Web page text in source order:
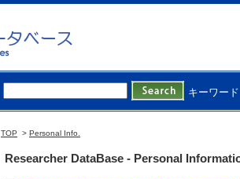
キーワード
TOP > Personal Info.
Researcher DataBase - Personal
[1]. newspaper 静岡大研究所と浜松科学館
[Summary]グリーンサイエンスカフェin浜松
[Notes] 静岡新聞朝刊23面
[Notes] 静岡新聞朝刊１７面